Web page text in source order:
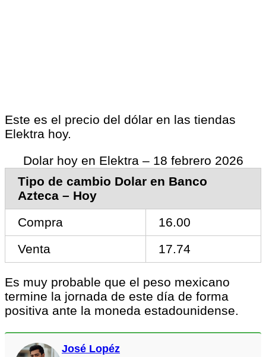
Este es el precio del dólar en las tiendas
Elektra hoy.
Dolar hoy en Elektra – 18 febrero 2026
Tipo de cambio Dolar en Banco
Azteca – Hoy
Compra
16.00
Venta
17.74
Es muy probable que el peso mexicano
termine la jornada de este día de forma
positiva ante la moneda estadounidense.
José Lopéz